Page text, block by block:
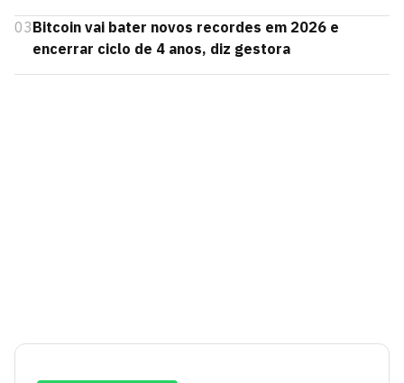
03Bitcoin vai bater novos recordes em 2026 e
encerrar ciclo de 4 anos, diz gestora